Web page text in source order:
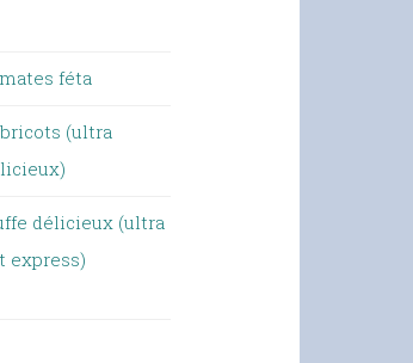
féta
(ultra
délicieux (ultra
express)